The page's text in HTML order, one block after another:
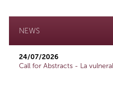
NEWS
24/07/2026
Call for Abstracts - La